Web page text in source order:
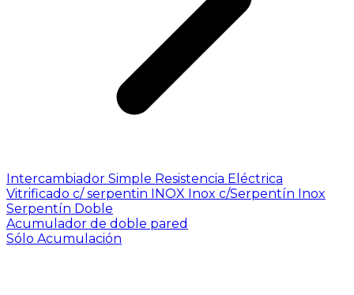
Intercambiador Simple Resistencia Eléctrica
Vitrificado c/ serpentin INOX Inox c/Serpentín Inox
Serpentín Doble
Acumulador de doble pared
Sólo Acumulación